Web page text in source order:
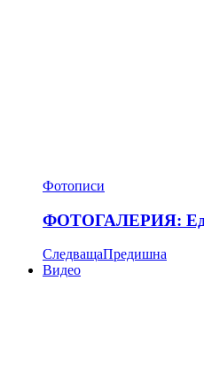
Фотописи
ФОТОГАЛЕРИЯ:
СледващаПредишна
Видео